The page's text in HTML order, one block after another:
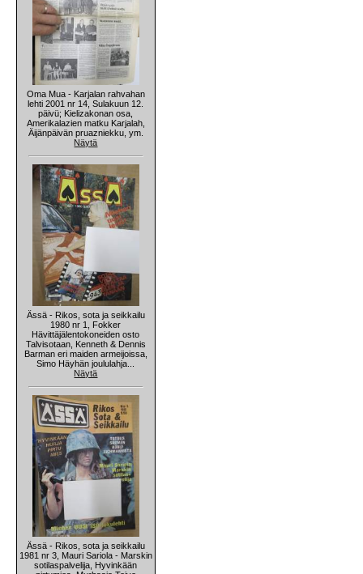
Oma Mua - Karjalan rahvahan
lehti 2001 nr 14, Sulakuun 12.
päivü; Kielizakonan osa,
Amerikalazien matku Karjalah,
Äijänpäivän pruazniekku, ym.
Näytä
Ässä - Rikos, sota ja seikkailu
1980 nr 1, Fokker
Hävittäjälentokoneiden osto
Talvisotaan, Kenneth & Dennis
Barman eri maiden armeijoissa,
Simo Häyhän joululahja...
Näytä
Ässä - Rikos, sota ja seikkailu
1981 nr 3, Mauri Sariola - Marskin
sotilaspalvelija, Hyvinkään